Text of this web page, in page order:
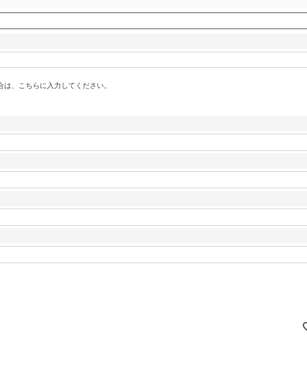
、こちらに入力してください。